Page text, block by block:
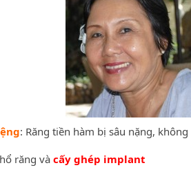
: Răng tiền hàm bị sâu nặng,
răng vàcấy ghép implant